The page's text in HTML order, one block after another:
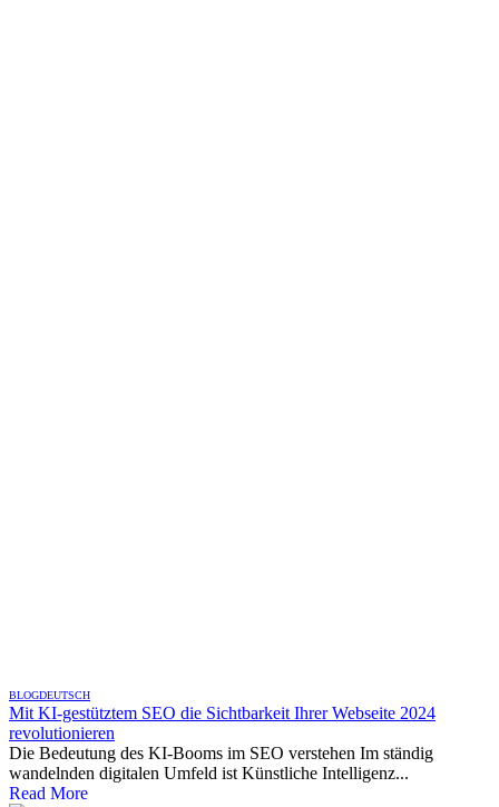
BLOGDEUTSCH
Mit KI-gestütztem SEO die Sichtbarkeit Ihrer Webseite 2024
revolutionieren
Die Bedeutung des KI-Booms im SEO verstehen Im ständig
wandelnden digitalen Umfeld ist Künstliche Intelligenz...
Read More